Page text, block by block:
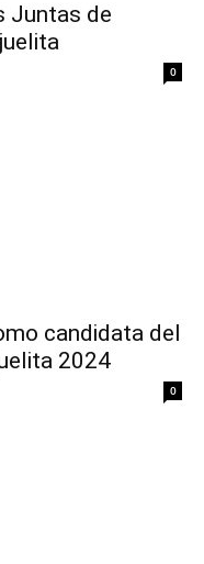
Juntas de
0
candidata del
2024
0